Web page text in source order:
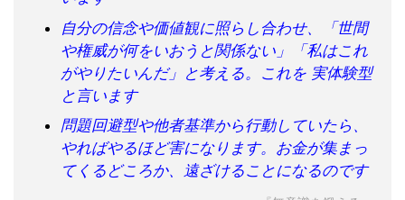
自分の信念や価値観に照らし合わせ、「世間
や権威が何をいおうと関係ない」「私はこれ
がやりたいんだ」と考える。これを 実体験型
と言います
問題回避型や他者基準から行動していたら、
やればやるほど害になります。お金が集まっ
てくるどころか、遠ざけることになるのです